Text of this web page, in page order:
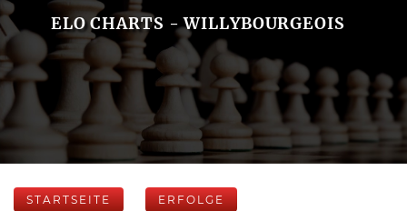
ELO CHARTS - WILLYBOURGEOIS
STARTSEITE ERFOLGE